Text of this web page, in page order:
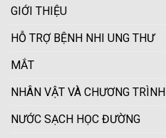
GIỚI THIỆU
HỖ TRỢ BỆNH NHI UNG THƯ
MẮT
NHÂN VẬT VÀ CHƯƠNG TRÌNH
NƯỚC SẠCH HỌC ĐƯỜNG